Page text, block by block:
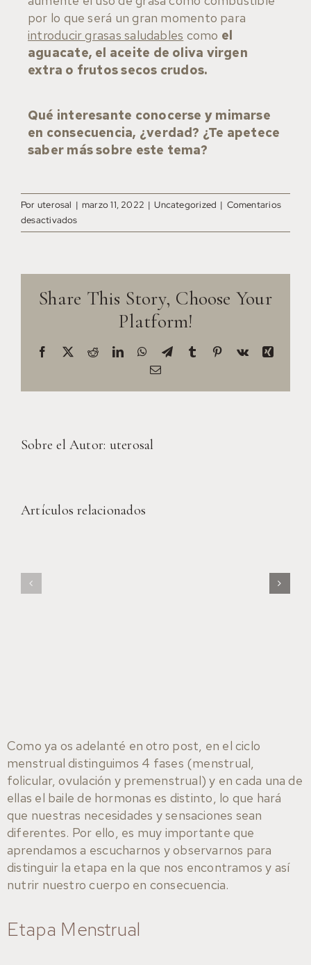
por lo que será un gran momento para
introducir grasas saludables como el
aguacate, el aceite de oliva virgen
extra o frutos secos crudos.
Qué interesante conocerse y mimarse
en consecuencia, ¿verdad? ¿Te apetece
saber más sobre este tema?
Por uterosal | marzo 11, 2022 | Uncategorized | Comentarios
desactivados
Share This Story, Choose Your
Platform!
Sobre el Autor: uterosal
Artículos relacionados
Como ya os adelanté en otro post, en el ciclo
menstrual distinguimos 4 fases (menstrual,
folicular, ovulación y premenstrual) y en cada una de
ellas el baile de hormonas es distinto, lo que hará
que nuestras necesidades y sensaciones sean
diferentes. Por ello, es muy importante que
aprendamos a escucharnos y observarnos para
distinguir la etapa en la que nos encontramos y así
nutrir nuestro cuerpo en consecuencia.
Etapa Menstrual